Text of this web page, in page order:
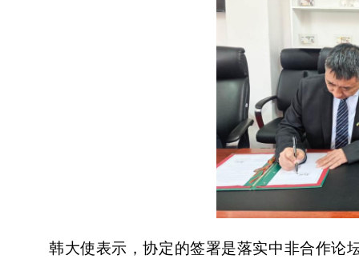
韩大使表示，协定的签署是落实中非合作论